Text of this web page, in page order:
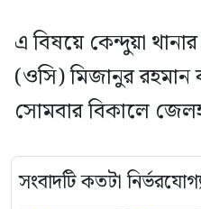
এ বিষয়ে কেন্দুয়া থানার
(ওসি) মিজানুর রহমান
সোমবার বিকালে
সংবাদটি কতটা